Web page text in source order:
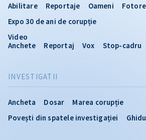
INVESTIGATII
Ancheta Dosar
Marea corupție
Povești din spatele investigației
Abilitare Reportaje Oameni
Expo 30 de ani de corupție
Video
Anchete
Reportaj Vox Stop-cadru